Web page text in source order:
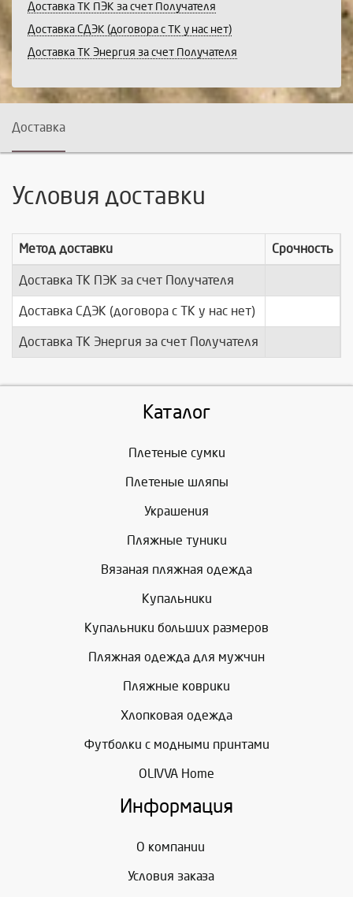
Доставка ТК ПЭК за счет Получателя
Доставка СДЭК (договора с ТК у нас нет)
Доставка ТК Энергия за счет Получателя
Доставка
Условия доставки
Метод доставки Срочность
Доставка ТК ПЭК за счет Получателя
Доставка СДЭК (договора с ТК у нас нет)
Доставка ТК Энергия за счет Получателя
Каталог
Плетеные сумки
Плетеные шляпы
Украшения
Пляжные туники
Вязаная пляжная одежда
Купальники
Купальники больших размеров
Пляжная одежда для мужчин
Пляжные коврики
Хлопковая одежда
Футболки с модными принтами
OLIVVA Home
Информация
О компании
Условия заказа